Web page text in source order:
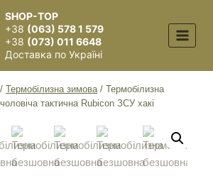
SHOP-TOP
+38 (063) 578 1 579
+38 (073) 011 6648
Доставка по Україні
/ Термобілизна зимова / Термобілизна
тактична Rubicon ЗСУ хакі